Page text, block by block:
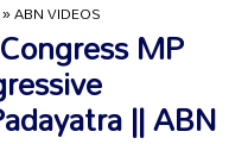
»ABN VIDEOS
MP
|| ABN